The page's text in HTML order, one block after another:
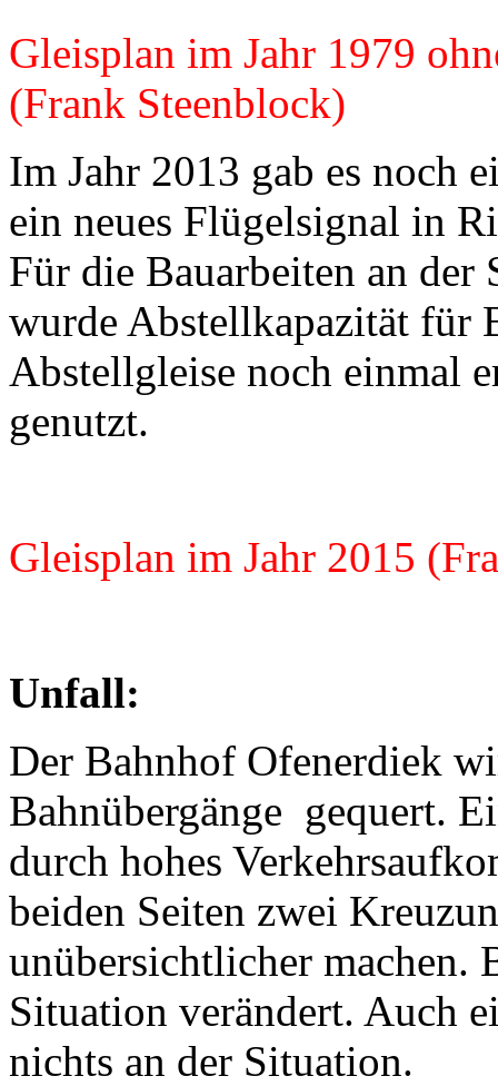
Gleisplan im Jahr 1979
(Frank Steenblock)
Im Jahr 2013 gab es noch
ein neues Flügelsignal in
Für die Bauarbeiten an der
wurde Abstellkapazität für
Abstellgleise noch einmal
genutzt.
Gleisplan im Jahr 2015
Unfall:
Der Bahnhof Ofenerdiek
Bahnübergänge gequert.
durch hohes
beiden Seiten zwei
unübersichtlicher machen.
Situation verändert. Auch
nichts an der Situation.